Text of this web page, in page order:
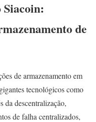
de
de armazenamento em
tecnológicos como
descentralização,
de falha centralizados,